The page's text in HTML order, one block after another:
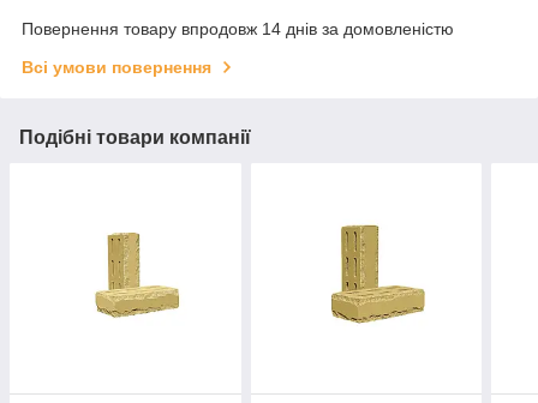
Повернення товару впродовж 14 днів за домовленістю
Всі умови повернення
Подібні товари компанії